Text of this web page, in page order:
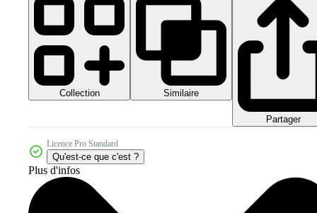
Collection Similaire
Partager
Licence Pro Standard
Qu'est-ce que c'est ?
Plus d'infos